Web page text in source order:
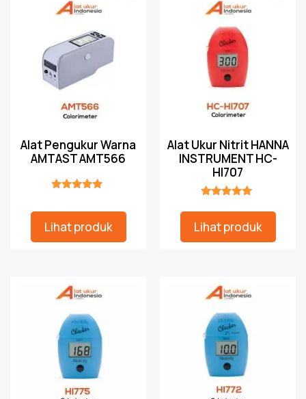
Alat Pengukur Warna
AMTAST AMT566
Lihat produk
Alat Ukur Nitrit HANNA
INSTRUMENT HC-
HI707
Lihat produk